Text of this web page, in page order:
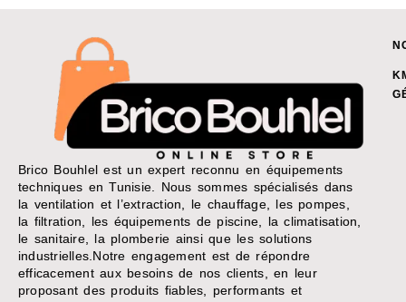
Brico Bouhlel est un expert reconnu en équipements
techniques en Tunisie. Nous sommes spécialisés dans
la ventilation et l’extraction, le chauffage, les pompes,
la filtration, les équipements de piscine, la climatisation,
le sanitaire, la plomberie ainsi que les solutions
industrielles.Notre engagement est de répondre
efficacement aux besoins de nos clients, en leur
proposant des produits fiables, performants et